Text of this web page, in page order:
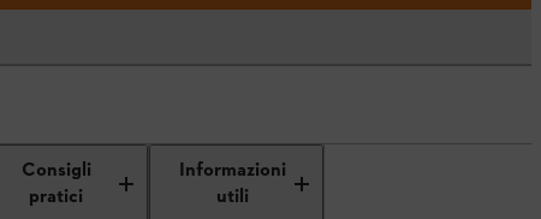
Consigli
pratici
Informazioni
utili